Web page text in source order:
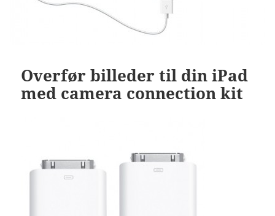
Overfør billeder til din iPad
med camera connection kit